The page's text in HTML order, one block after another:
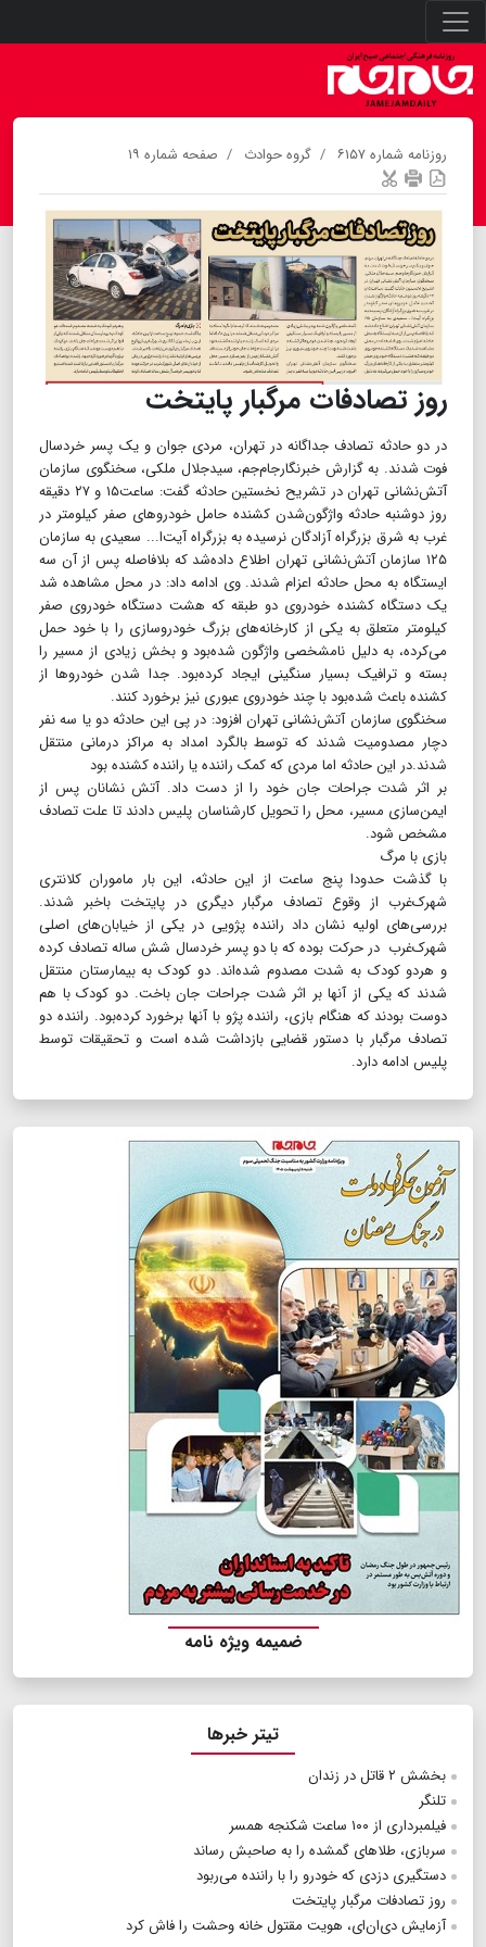
روزنامه شماره ۶۱۵۷ گروه حوادث صفحه شماره ۱۹
روز تصادفات مرگبار پایتخت
در دو حادثه تصادف جداگانه در تهران، مردی جوان و یک پسر خردسال
فوت شدند. به گزارش خبرنگارجام‌جم، سیدجلال ملکی، سخنگوی سازمان
آتش‌نشانی تهران در تشریح نخستین حادثه گفت: ساعت۱۵ و ۲۷ دقیقه
روز دوشنبه حادثه واژگون‌شدن کشنده حامل خودروهای صفر کیلومتر در
غرب به شرق بزرگراه آزادگان نرسیده به بزرگراه آیت‌ا... سعیدی به سازمان
۱۲۵ سازمان آتش‌نشانی تهران اطلاع داده‌شد که بلافاصله پس از آن سه
ایستگاه به محل حادثه اعزام شدند. وی ادامه داد: در محل مشاهده شد
یک دستگاه کشنده خودروی دو طبقه که هشت دستگاه خودروی صفر
کیلومتر متعلق به یکی از کارخانه‌های بزرگ خودروسازی را با خود حمل
می‌کرده، به دلیل نامشخصی واژگون شده‌بود و بخش زیادی از مسیر را
بسته و ترافیک بسیار سنگینی ایجاد کرده‌بود. جدا شدن خودروها از
کشنده باعث شده‌بود با چند خودروی عبوری نیز برخورد کنند.
سخنگوی سازمان آتش‌نشانی تهران افزود: در پی این حادثه دو یا سه نفر
دچار مصدومیت شدند که توسط بالگرد امداد به مراکز درمانی منتقل
شدند.در این حادثه اما مردی که کمک راننده یا راننده کشنده بود
بر اثر شدت جراحات جان خود را از دست داد. آتش نشانان پس از
ایمن‌سازی مسیر، محل را تحویل کارشناسان پلیس دادند تا علت تصادف
مشخص شود.
بازی با مرگ
با گذشت حدودا پنج ساعت از این حادثه، این بار ماموران کلانتری
شهرک‌غرب از وقوع تصادف مرگبار دیگری در پایتخت باخبر شدند.
بررسی‌های اولیه نشان داد راننده پژویی در یکی از خیابان‌های اصلی
شهرک‌غرب در حرکت بوده که با دو پسر خردسال شش ساله تصادف کرده
و هردو کودک به شدت مصدوم شده‌اند. دو کودک به بیمارستان منتقل
شدند که یکی از آنها بر اثر شدت جراحات جان باخت. دو کودک با هم
دوست بودند که هنگام بازی، راننده پژو با آنها برخورد کرده‌بود. راننده دو
تصادف مرگبار با دستور قضایی بازداشت شده‌ است و تحقیقات توسط
پلیس ادامه دارد.
ضمیمه ویژه نامه
تیتر خبرها
بخشش ۲ قاتل در زندان
تلنگر
فیلمبرداری از ۱۰۰ ساعت شکنجه همسر
سربازی، طلاهای گمشده را به صاحبش رساند
دستگیری دزدی که خودرو را با راننده می‌ربود
روز تصادفات مرگبار پایتخت
آزمایش دی‌ان‌ای، هویت مقتول خانه وحشت را فاش کرد